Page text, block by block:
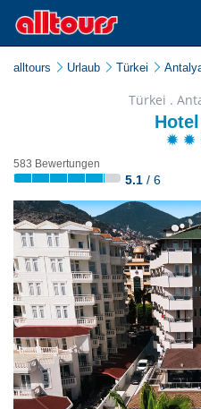
alltours Urlaub Türkei
Türkei .
583 Bewertungen
5.1 / 6